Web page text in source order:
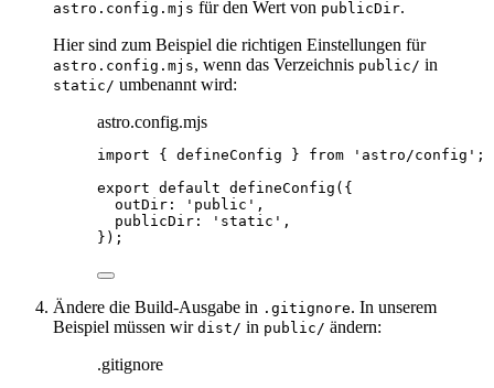
astro.config.mjs für den Wert von publicDir.
Hier sind zum Beispiel die richtigen Einstellungen für
astro.config.mjs, wenn das Verzeichnis public/ in
static/ umbenannt wird:
astro.config.mjs
import { defineConfig } from ' astro/config ' ;
export default defineConfig ({
outDir:
' public ' ,
publicDir:
' static ' ,
});
Ändere die Build-Ausgabe in .gitignore. In unserem
Beispiel müssen wir dist/ in public/ ändern:
.gitignore